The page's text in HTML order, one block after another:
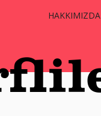
HAKKIMIZDA